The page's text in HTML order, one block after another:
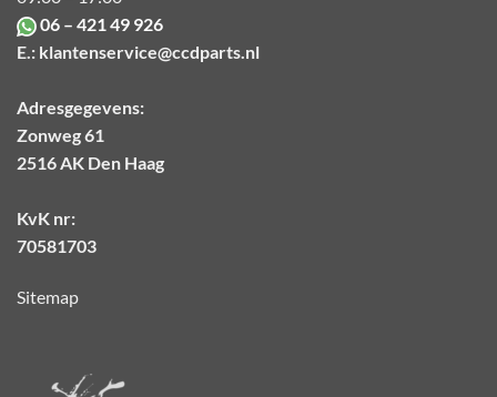
06 – 421 49 926
E.: klantenservice@ccdparts.nl
Adresgegevens:
Zonweg 61
2516 AK Den Haag
KvK nr:
70581703
Sitemap